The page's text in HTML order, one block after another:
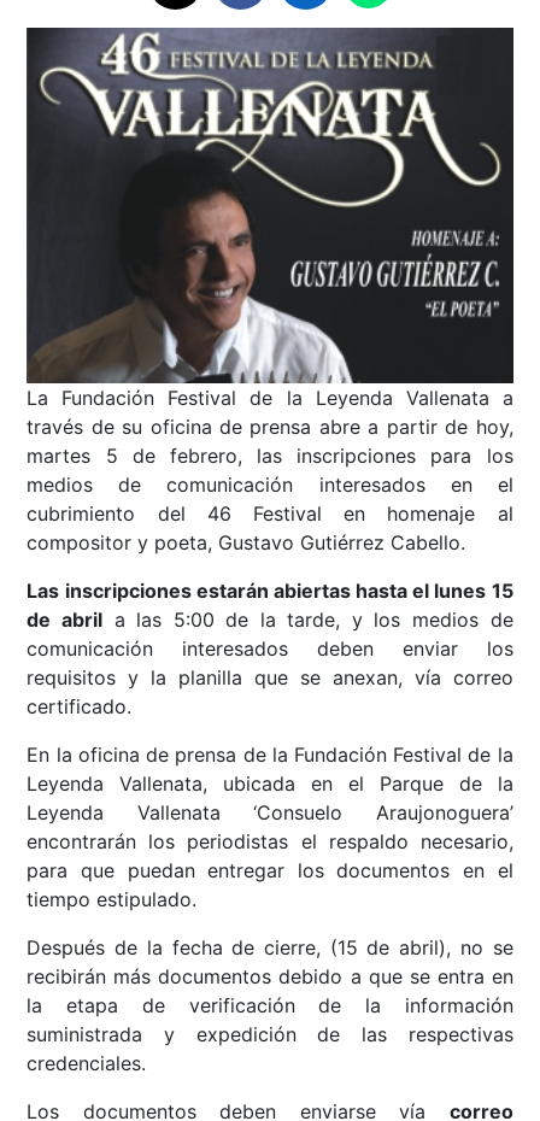
La Fundación Festival de la Leyenda Vallenata a
través de su oficina de prensa abre a partir de hoy,
martes 5 de febrero, las inscripciones para los
medios de comunicación interesados en el
cubrimiento del 46 Festival en homenaje al
compositor y poeta, Gustavo Gutiérrez Cabello.
Las inscripciones estarán abiertas hasta el lunes 15
de abrila las 5:00 de la tarde, y los medios de
comunicación interesados deben enviar los
requisitos y la planilla que se anexan, vía correo
certificado.
En la oficina de prensa de la Fundación Festival de la
Leyenda Vallenata, ubicada en el Parque de la
Leyenda Vallenata ‘Consuelo Araujonoguera’
encontrarán los periodistas el respaldo necesario,
para que puedan entregar los documentos en el
tiempo estipulado.
Después de la fecha de cierre, (15 de abril), no se
recibirán más documentos debido a que se entra en
la etapa de verificación de la información
suministrada y expedición de las respectivas
credenciales.
Los documentos deben enviarse vía correo